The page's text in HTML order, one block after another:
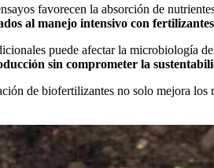
favorecen la absorción de
al manejo intensivo con
puede afectar la microbiología
sin comprometer la
de biofertilizantes no solo mejora